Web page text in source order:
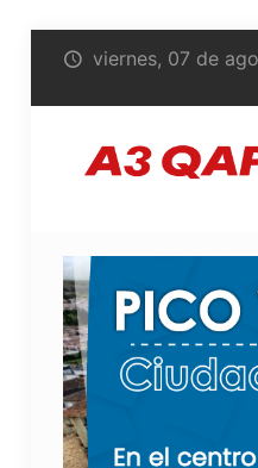
viernes, 07 de